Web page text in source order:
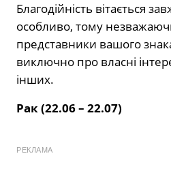
Благодійність вітається
особливо, тому
представники вашого
виключно про власні
інших.
Рак (22.06 – 22.07)
РЕКЛАМА